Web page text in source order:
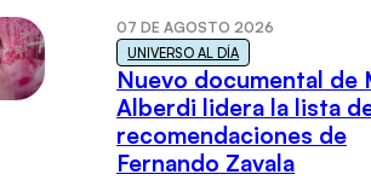
07 DE AGOSTO 2026
UNIVERSO AL DÍA
Nuevo documental de
Alberdi lidera la lista
recomendaciones de
Fernando Zavala